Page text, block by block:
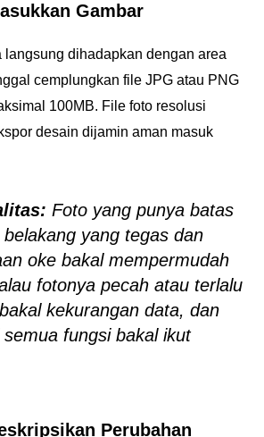
Gambar
langsung dihadapkan dengan area
cemplungkan file JPG atau PNG
100MB. File foto resolusi
desain dijamin aman masuk
Foto yang punya batas
yang tegas dan
oke bakal mempermudah
fotonya pecah atau terlalu
kekurangan data, dan
fungsi bakal ikut
Perubahan